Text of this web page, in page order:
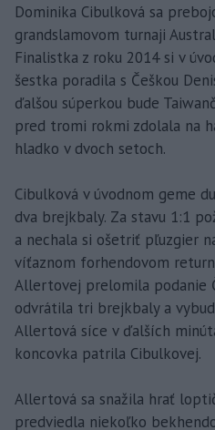
Dominika Cibulková sa
grandslamovom turnaji
Finalistka z roku 2014 si v
šestka poradila s Češkou
ďalšou súperkou bude
pred tromi rokmi zdolala na
hladko v dvoch setoch.
Cibulková v úvodnom geme
dva brejkbaly. Za stavu 1:1
a nechala si ošetriť pľuzgier
víťaznom forhendovom
Allertovej prelomila podanie
odvrátila tri brejkbaly a
Allertová síce v ďalších
koncovka patrila Cibulkovej.
Allertová sa snažila hrať
predviedla niekoľko